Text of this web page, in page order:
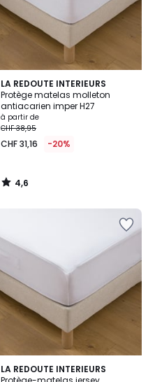
LA REDOUTE INTERIEURS
Protège matelas molleton
antiacarien imper H27
à partir de
CHF 38,95
CHF 31,16 -20%
4,6
/ 5
4,6
/
LA REDOUTE INTERIEURS
4,2
/ 5